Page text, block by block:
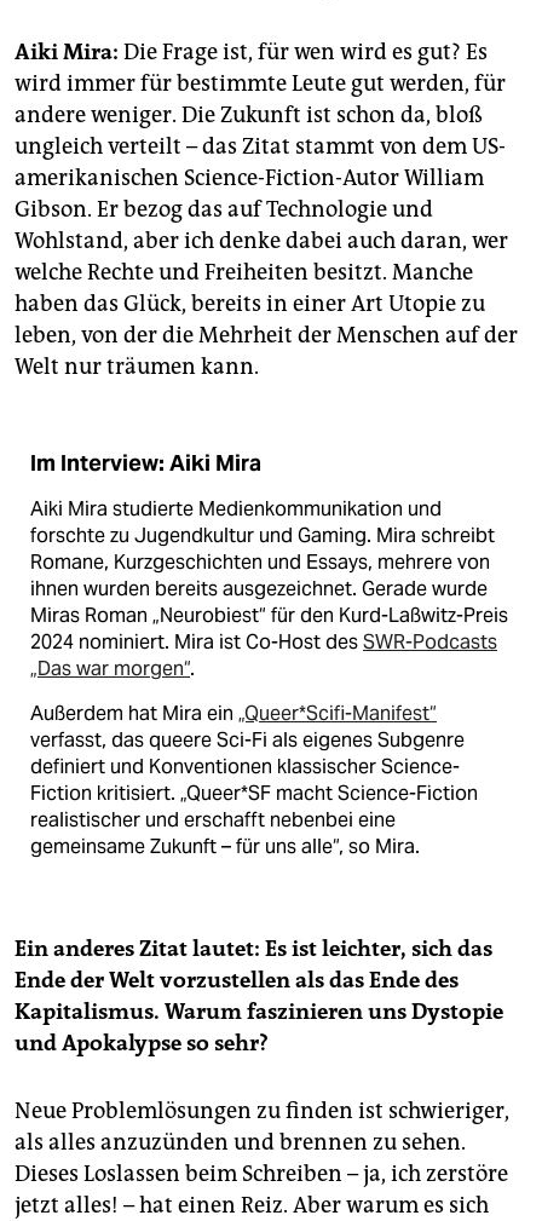
Aiki Mira: Die Frage ist, für wen wird es gut? Es
wird immer für bestimmte Leute gut werden, für
andere weniger. Die Zukunft ist schon da, bloß
ungleich verteilt – das Zitat stammt von dem US-
amerikanischen Science-Fiction-Autor William
Gibson. Er bezog das auf Technologie und
Wohlstand, aber ich denke dabei auch daran, wer
welche Rechte und Freiheiten besitzt. Manche
haben das Glück, bereits in einer Art Utopie zu
leben, von der die Mehrheit der Menschen auf der
Welt nur träumen kann.
Im Interview: Aiki Mira
Aiki Mira studierte Medienkommunikation und
forschte zu Jugendkultur und Gaming. Mira schreibt
Romane, Kurzgeschichten und Essays, mehrere von
ihnen wurden bereits ausgezeichnet. Gerade wurde
Miras Roman „Neurobiest“ für den Kurd-Laßwitz-Preis
2024 nominiert. Mira ist Co-Host desSWR-Podcasts
„Das war morgen“.
Außerdem hat Mira ein „Queer*Scifi-Manifest“
verfasst, das queere Sci-Fi als eigenes Subgenre
definiert und Konventionen klassischer Science-
Fiction kritisiert. „Queer*SF macht Science-Fiction
realistischer und erschafft nebenbei eine
gemeinsame Zukunft – für uns alle“, so Mira.
Ein anderes Zitat lautet: Es ist leichter, sich das
Ende der Welt vorzustellen als das Ende des
Kapitalismus. Warum faszinieren uns Dystopie
und Apokalypse so sehr?
Neue Problemlösungen zu finden ist schwieriger,
als alles anzuzünden und brennen zu sehen.
Dieses Loslassen beim Schreiben – ja, ich zerstöre
jetzt alles! – hat einen Reiz. Aber warum es sich